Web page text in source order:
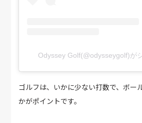
Odyssey Golf(@odysseygolf)が
ゴルフは、いかに少ない打数で、ボー
かがポイントです。